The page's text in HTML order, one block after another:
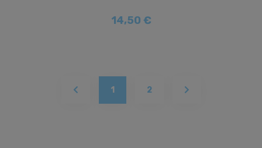
14,50 €
1(current)
2